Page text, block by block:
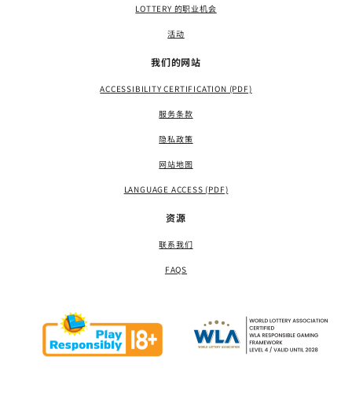
LOTTERY 的职业机会
活动
我们的网站
ACCESSIBILITY CERTIFICATION (PDF)
服务条款
隐私政策
网站地图
LANGUAGE ACCESS (PDF)
资源
联系我们
FAQS